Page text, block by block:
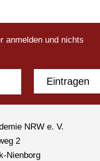
anmelden und nichts
Eintragen
NRW e. V.
2
Nienborg